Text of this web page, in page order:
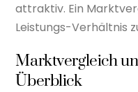
attraktiv. Ein
Leistungs-Verhältnis
Marktvergleich
Überblick